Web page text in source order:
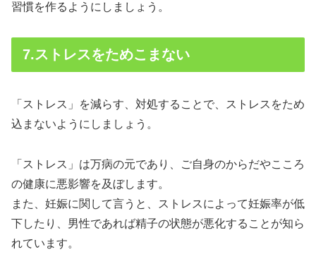
習慣を作るようにしましょう。
7.ストレスをためこまない
「ストレス」を減らす、対処することで、ストレスをため
込まないようにしましょう。
「ストレス」は万病の元であり、ご自身のからだやこころ
の健康に悪影響を及ぼします。
また、妊娠に関して言うと、ストレスによって妊娠率が低
下したり、男性であれば精子の状態が悪化することが知ら
れています。